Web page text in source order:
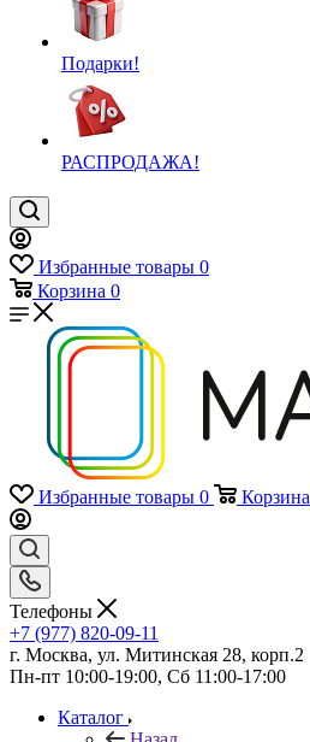
Подарки!
РАСПРОДАЖА!
Избранные товары 0
Корзина 0
Избранные товары 0 Корзина
Телефоны
+7 (977) 820-09-11
г. Москва, ул. Митинская 28, корп.2
Пн-пт 10:00-19:00, Сб 11:00-17:00
Каталог